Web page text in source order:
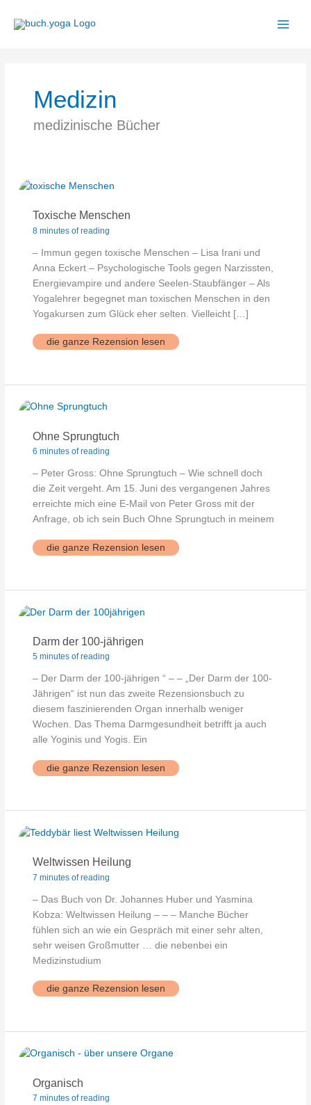
Inhalt
Medizin
medizinische Bücher
Toxische Menschen
8 minutes of reading
– Immun gegen toxische Menschen – Lisa Irani und
Anna Eckert – Psychologische Tools gegen Narzissten,
Energievampire und andere Seelen-Staubfänger – Als
Yogalehrer begegnet man toxischen Menschen in den
Yogakursen zum Glück eher selten. Vielleicht […]
Toxische
Menschen
die ganze Rezension lesen
Ohne Sprungtuch
6 minutes of reading
– Peter Gross: Ohne Sprungtuch – Wie schnell doch
die Zeit vergeht. Am 15. Juni des vergangenen Jahres
erreichte mich eine E‑Mail von Peter Gross mit der
Anfrage, ob ich sein Buch Ohne Sprungtuch in meinem
Ohne
Sprungtuch
die ganze Rezension lesen
Darm der 100-jährigen
5 minutes of reading
– Der Darm der 100-jährigen “ – – „Der Darm der 100-
Jährigen“ ist nun das zweite Rezensionsbuch zu
diesem faszinierenden Organ innerhalb weniger
Wochen. Das Thema Darmgesundheit betrifft ja auch
alle Yoginis und Yogis. Ein
Darm
der
die ganze Rezension lesen
Weltwissen Heilung
7 minutes of reading
– Das Buch von Dr. Johannes Huber und Yasmina
Kobza: Weltwissen Heilung – – – Manche Bücher
fühlen sich an wie ein Gespräch mit einer sehr alten,
sehr weisen Großmutter … die nebenbei ein
Medizinstudium
Weltwissen
Heilung
die ganze Rezension lesen
Organisch
7 minutes of reading